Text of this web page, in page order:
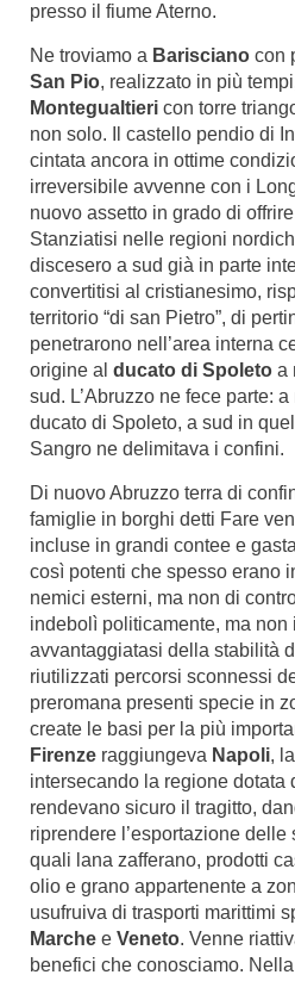
presso il fiume Aterno.
Ne troviamo a Barisciano con
San Pio, realizzato in più
Montegualtieri con torre
non solo. Il castello pendio di
cintata ancora in ottime
irreversibile avvenne con i
nuovo assetto in grado di
Stanziatisi nelle regioni
discesero a sud già in parte
convertitisi al cristianesimo,
territorio “di san Pietro”, di
penetrarono nell’area interna
origine al ducato di Spoleto a
sud. L’Abruzzo ne fece parte:
ducato di Spoleto, a sud in
Sangro ne delimitava i confini.
Di nuovo Abruzzo terra di
famiglie in borghi detti Fare
incluse in grandi contee e
così potenti che spesso erano
nemici esterni, ma non di
indebolì politicamente, ma non
avvantaggiatasi della stabilità
riutilizzati percorsi sconnessi
preromana presenti specie in
create le basi per la più
Firenze raggiungeva Napoli, la
intersecando la regione dotata
rendevano sicuro il tragitto,
riprendere l’esportazione
quali lana zafferano, prodotti
olio e grano appartenente a
usufruiva di trasporti marittimi
Marche e Veneto. Venne
benefici che conosciamo.